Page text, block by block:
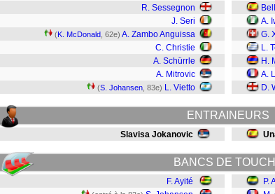
R. Sessegnon
J. Seri
(K. McDonald , 62e) A. Zambo Anguissa
C. Christie
A. Schürrle
A. Mitrovic
(S. Johansen , 83e) L. Vietto
A.
G.
L.
H.
A.
D.
ENTRAINEURS
Slavisa Jokanovic
BANCS DE
F. Ayité P.